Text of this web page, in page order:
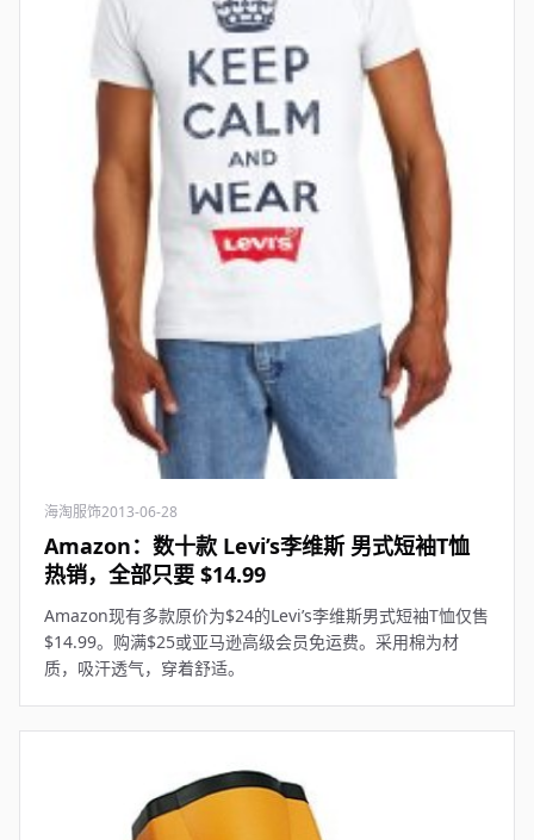
海淘服饰2013-06-28
Amazon：数十款 Levi’s李维斯 男式短袖T恤
热销，全部只要 $14.99
Amazon现有多款原价为$24的Levi’s李维斯男式短袖T恤仅售
$14.99。购满$25或亚马逊高级会员免运费。采用棉为材
质，吸汗透气，穿着舒适。